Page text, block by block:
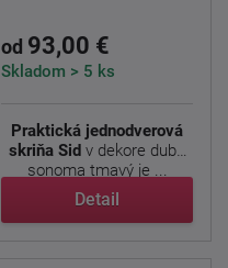
od 93,00 €
Skladom > 5 ks
Praktická jednodverová
skriňa Sid v dekore duba
sonoma tmavý je ...
Detail